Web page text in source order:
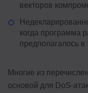
векторов
когда программа
предполагалось в
Многие из
основой для DoS-